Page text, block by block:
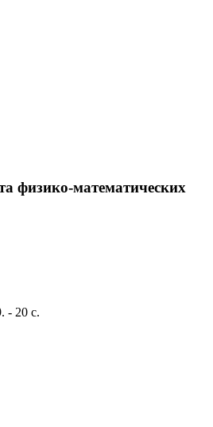
физико-математических
- 20 с.